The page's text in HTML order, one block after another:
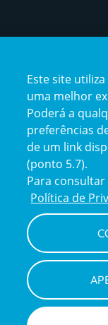
Policy
Canal de
Este site
uma melhor
Poderá a
preferências
de um link
(ponto 5.7).
Para
Política de